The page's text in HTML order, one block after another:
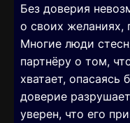
Без доверия
о своих желаниях,
Многие люди
партнёру о том,
хватает, опасаясь
доверие
уверен, что его